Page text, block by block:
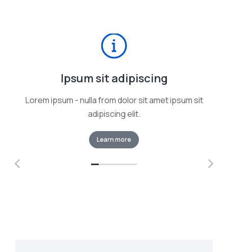
Ipsum sit adipiscing
Lorem ipsum - nulla from dolor sit amet ipsum sit
adipiscing elit.
Learn more